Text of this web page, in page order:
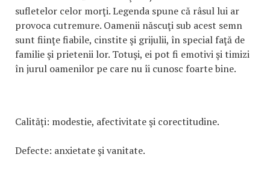
sufletelor celor morţi. Legenda spune că râsul lui ar
provoca cutremure. Oamenii născuţi sub acest semn
sunt fiinţe fiabile, cinstite şi grijulii, în special faţă de
familie şi prietenii lor. Totuşi, ei pot fi emotivi şi timizi
în jurul oamenilor pe care nu îi cunosc foarte bine.
Calităţi: modestie, afectivitate şi corectitudine.
Defecte: anxietate şi vanitate.